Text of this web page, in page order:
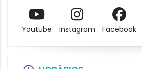
Youtube Instagram Facebook